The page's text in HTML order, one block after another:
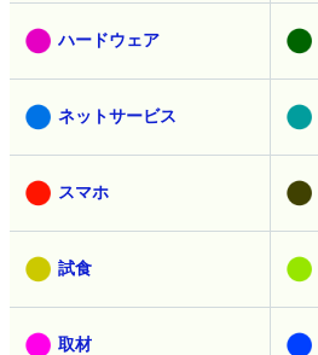
ハードウェア
ネットサービス
スマホ
試食
取材